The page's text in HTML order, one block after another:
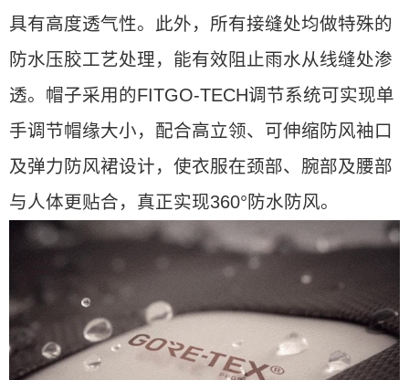
具有高度透气性。此外，所有接缝处均做特殊的
防水压胶工艺处理，能有效阻止雨水从线缝处渗
透。帽子采用的FITGO-TECH调节系统可实现单
手调节帽缘大小，配合高立领、可伸缩防风袖口
及弹力防风裙设计，使衣服在颈部、腕部及腰部
与人体更贴合，真正实现360°防水防风。